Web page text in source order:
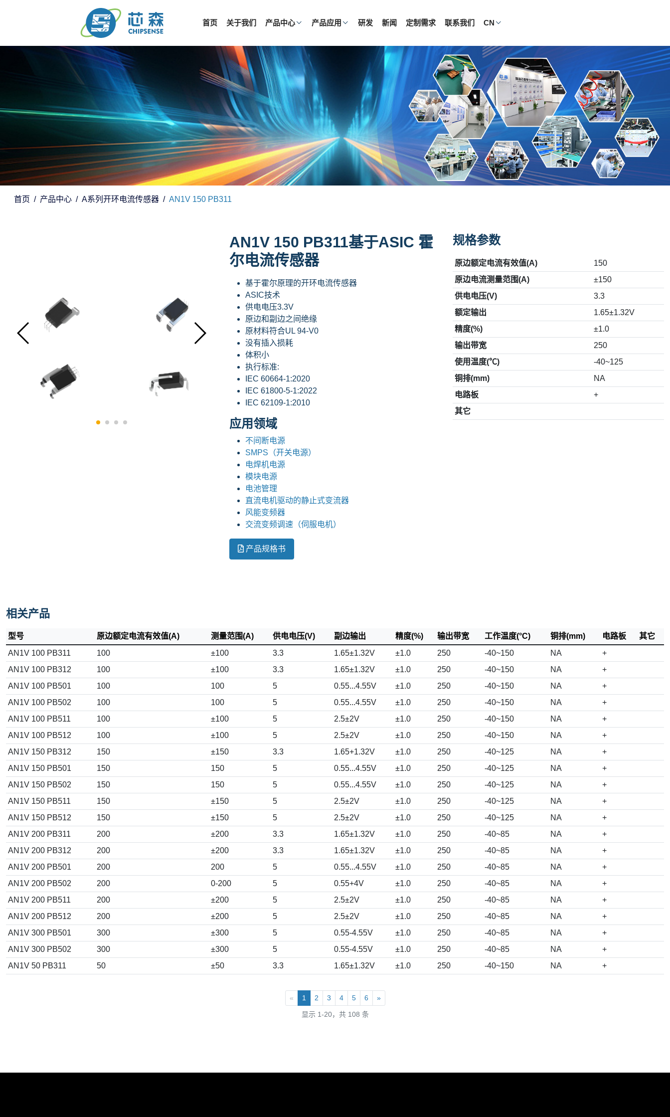
首页 关于我们 产品中心 产品应用 研发 新闻 定制需求 联系我们 CN
首页 产品中心 A系列开环电流传感器 AN1V 150 PB311
AN1V 150 PB311基于ASIC 霍
尔电流传感器
基于霍尔原理的开环电流传感器
ASIC技术
供电电压3.3V
原边和副边之间绝缘
原材料符合UL 94-V0
没有插入损耗
体积小
执行标准:
IEC 60664-1:2020
IEC 61800-5-1:2022
IEC 62109-1:2010
应用领域
不间断电源
SMPS（开关电源）
电焊机电源
模块电源
电池管理
直流电机驱动的静止式变流器
风能变频器
交流变频调速（伺服电机）
产品规格书
规格参数
原边额定电流有效值(A)
150
原边电流测量范围(A)
±150
供电电压(V)
3.3
额定输出
1.65±1.32V
精度(%)
±1.0
输出带宽
250
使用温度(℃)
-40~125
铜排(mm)
NA
电路板
+
其它
相关产品
型号 原边额定电流有效值(A) 测量范围(A) 供电电压(V) 副边输出 精度(%) 输出带宽 工作温度(°C) 铜排(mm) 电路板
其它
AN1V 100 PB311
100 ±100 3.3 1.65±1.32V ±1.0 250 -40~150 NA
+
AN1V 100 PB312
100 ±100 3.3 1.65±1.32V ±1.0 250 -40~150 NA
+
AN1V 100 PB501
100 100 5 0.55...4.55V ±1.0 250 -40~150 NA
+
AN1V 100 PB502
100 100 5 0.55...4.55V ±1.0 250 -40~150 NA
+
AN1V 100 PB511
100 ±100 5 2.5±2V ±1.0 250 -40~150 NA
+
AN1V 100 PB512
100 ±100 5 2.5±2V ±1.0 250 -40~150 NA
+
AN1V 150 PB312
150 ±150 3.3 1.65+1.32V ±1.0 250 -40~125 NA
+
AN1V 150 PB501
150 150 5 0.55...4.55V ±1.0 250 -40~125 NA
+
AN1V 150 PB502
150 150 5 0.55...4.55V ±1.0 250 -40~125 NA
+
AN1V 150 PB511
150 ±150 5 2.5±2V ±1.0 250 -40~125 NA
+
AN1V 150 PB512
150 ±150 5 2.5±2V ±1.0 250 -40~125 NA
+
AN1V 200 PB311
200 ±200 3.3 1.65±1.32V ±1.0 250 -40~85 NA
+
AN1V 200 PB312
200 ±200 3.3 1.65±1.32V ±1.0 250 -40~85 NA
+
AN1V 200 PB501
200 200 5 0.55...4.55V ±1.0 250 -40~85 NA
+
AN1V 200 PB502
200 0-200 5 0.55+4V ±1.0 250 -40~85 NA
+
AN1V 200 PB511
200 ±200 5 2.5±2V ±1.0 250 -40~85 NA
+
AN1V 200 PB512
200 ±200 5 2.5±2V ±1.0 250 -40~85 NA
+
AN1V 300 PB501
300 ±300 5 0.55-4.55V ±1.0 250 -40~85 NA
+
AN1V 300 PB502
300 ±300 5 0.55-4.55V ±1.0 250 -40~85 NA
+
AN1V 50 PB311
50 ±50 3.3 1.65±1.32V ±1.0 250 -40~150 NA +
« 1 2 3 4 5 6 »
显示 1-20，共 108 条